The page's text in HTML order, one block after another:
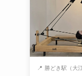
📍 勝どき駅（大